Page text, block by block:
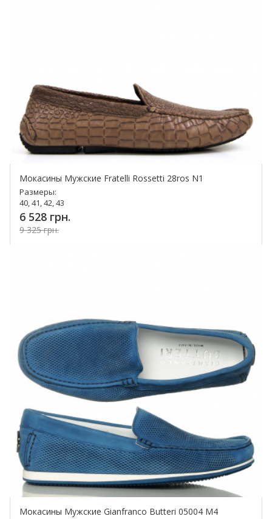
Мокасины Мужские Fratelli Rossetti 28ros N1
Размеры:
40, 41, 42, 43
6 528 грн.
9 325 грн.
Мокасины Мужские Gianfranco Butteri 05004 M4